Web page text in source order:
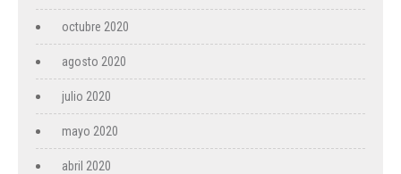
octubre 2020
agosto 2020
julio 2020
mayo 2020
abril 2020